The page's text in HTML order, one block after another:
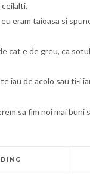
eram taioasa si
cat e de greu, ca
iau de acolo sau ti-i
sa fim noi mai